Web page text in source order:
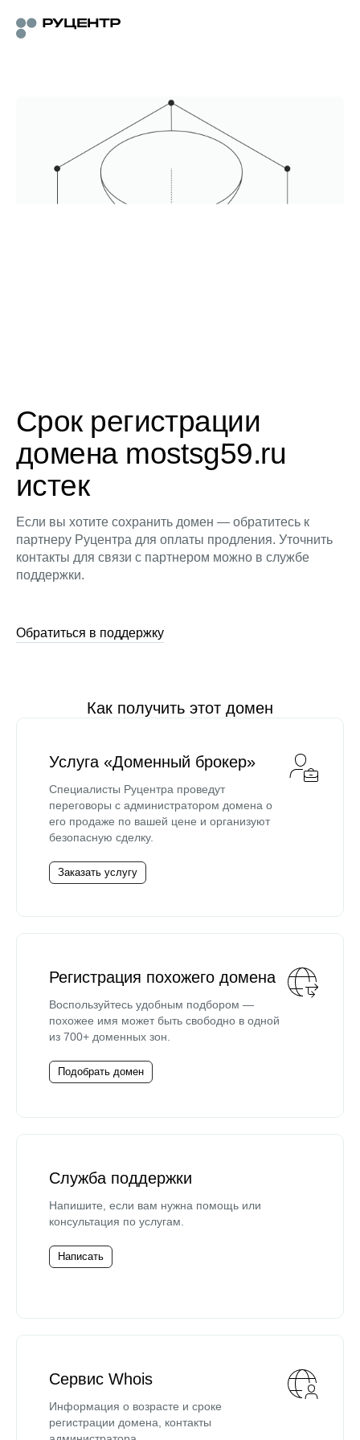
Срок регистрации
домена mostsg59.ru
истек
Если вы хотите сохранить домен — обратитесь к
партнеру Руцентра для оплаты продления. Уточнить
контакты для связи с партнером можно в службе
поддержки.
Обратиться в поддержку
Как получить этот домен
Услуга «Доменный брокер»
Специалисты Руцентра проведут
переговоры с администратором домена о
его продаже по вашей цене и организуют
безопасную сделку.
Заказать услугу
Регистрация похожего домена
Воспользуйтесь удобным подбором —
похожее имя может быть свободно в одной
из 700+ доменных зон.
Подобрать домен
Служба поддержки
Напишите, если вам нужна помощь или
консультация по услугам.
Написать
Сервис Whois
Информация о возрасте и сроке
регистрации домена, контакты